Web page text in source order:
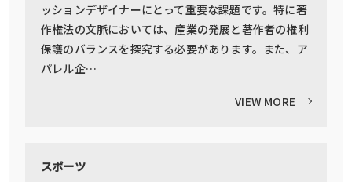
ッションデザイナーにとって重要な課題です。特に著
作権法の文脈においては、産業の発展と著作者の権利
保護のバランスを探究する必要があります。また、ア
パレル企…
VIEW MORE
スポーツ